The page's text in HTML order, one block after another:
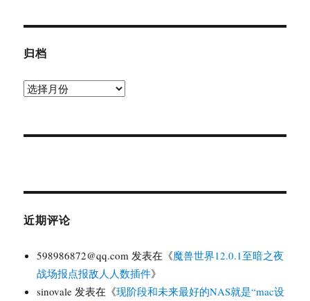
归档
归
近期评论
598986872@qq.com 发表在《魔兽世界12.0.1至暗之夜
战场报点报敌人人数插件》
sinovale 发表在《现阶段和未来最好的NAS就是“mac设